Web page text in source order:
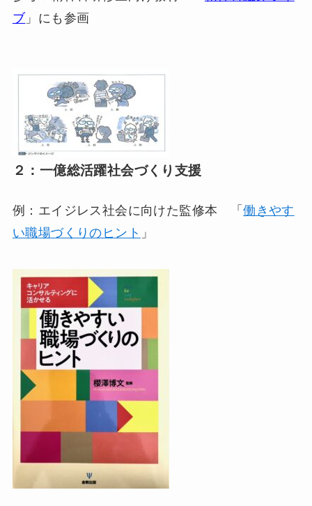
ブ」にも参画
２：一億総活躍社会づくり支援
例：エイジレス社会に向けた監修本 「働きやす
い職場づくりのヒント 」